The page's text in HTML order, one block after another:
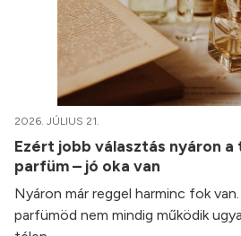
2026. JÚLIUS 21.
Ezért jobb választás nyáron
parfüm – jó oka van
Nyáron már reggel harminc fok
parfümöd nem mindig működik